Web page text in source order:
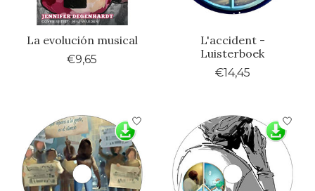
La evolución musical
€9,65
L'accident -
Luisterboek
€14,45